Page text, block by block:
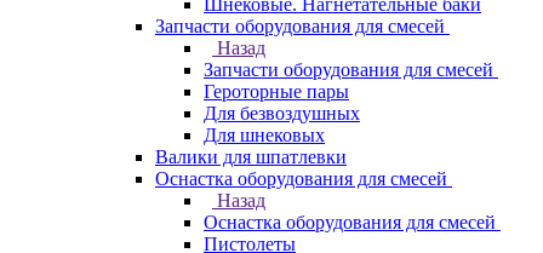
Шнековые. Нагнетательные баки
Запчасти оборудования для смесей
Назад
Запчасти оборудования для смесей
Героторные пары
Для безвоздушных
Для шнековых
Валики для шпатлевки
Оснастка оборудования для смесей
Назад
Оснастка оборудования для смесей
Пистолеты